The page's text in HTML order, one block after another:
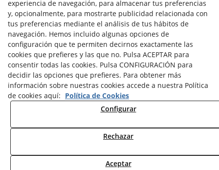
Aviso legal
experiencia de navegación, para almacenar tus preferencias
y, opcionalmente, para mostrarte publicidad relacionada con
tus preferencias mediante el análisis de tus hábitos de
navegación. Hemos incluido algunas opciones de
configuración que te permiten decirnos exactamente las
cookies que prefieres y las que no. Pulsa ACEPTAR para
consentir todas las cookies. Pulsa CONFIGURACIÓN para
decidir las opciones que prefieres. Para obtener más
información sobre nuestras cookies accede a nuestra Política
de cookies aquí: Política de Cookies
Configurar
Rechazar
Aceptar